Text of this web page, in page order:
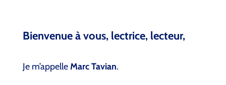
Bienvenue à vous, lectrice, lecteur,
Je m’appelleMarc Tavian.